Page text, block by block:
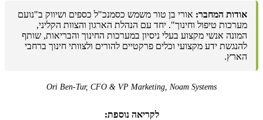
אודות המחבר: אורי בן טור משמש כסמנכ"ל כספים ושיווק ב"נועם
מערכות טיפול וחינוך". יחד עם הנהלת הארגון והצוות הקליני,
המונה אנשי מקצוע בעלי ניסיון במערכות החינוך והבריאות, שותף
להנגשת ידע מקצועי וכלים פרקטיים להורים ולצוותי חינוך ברחבי
הארץ.
Ori Ben-Tur, CFO & VP Marketing, Noam Systems
לקריאה נוספת: